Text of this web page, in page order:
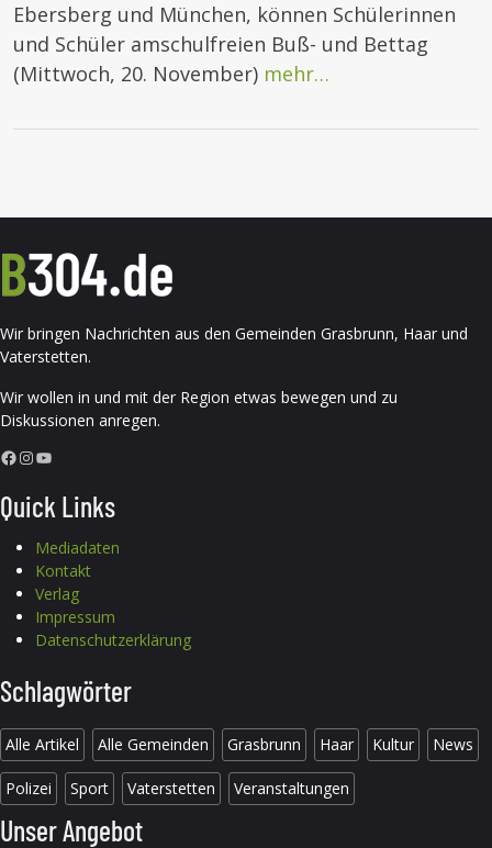
Ebersberg und München, können Schülerinnen
und Schüler amschulfreien Buß- und Bettag
(Mittwoch, 20. November) mehr…
Wir bringen Nachrichten aus den Gemeinden Grasbrunn, Haar und
Vaterstetten.
Wir wollen in und mit der Region etwas bewegen und zu
Diskussionen anregen.
Facebook InstagramYouTube
Quick Links
Mediadaten
Kontakt
Verlag
Impressum
Datenschutzerklärung
Schlagwörter
Alle Artikel Alle Gemeinden Grasbrunn Haar Kultur News
Polizei Sport Vaterstetten Veranstaltungen
Unser Angebot